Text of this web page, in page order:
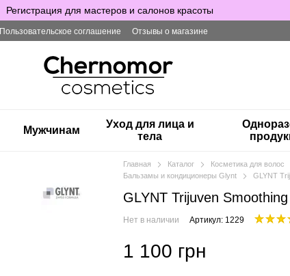
Регистрация для мастеров и салонов красоты
Пользовательское соглашение Отзывы о магазине
Мужчинам
Уход для лица и
тела
Главная Каталог Косметика для волос
Бальзамы и кондиционеры Glynt
GLYNT
GLYNT Trijuven
Нет в наличии Артикул: 1229
1 100 грн